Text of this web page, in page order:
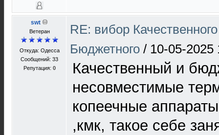
swt
Ветеран
Откуда: Одесса
Сообщений: 33
Репутация: 0
RE: вибор
Бюджетного / 10-05-2025
Качественный и
несовместимые
копеечные
,кмк, такое себе